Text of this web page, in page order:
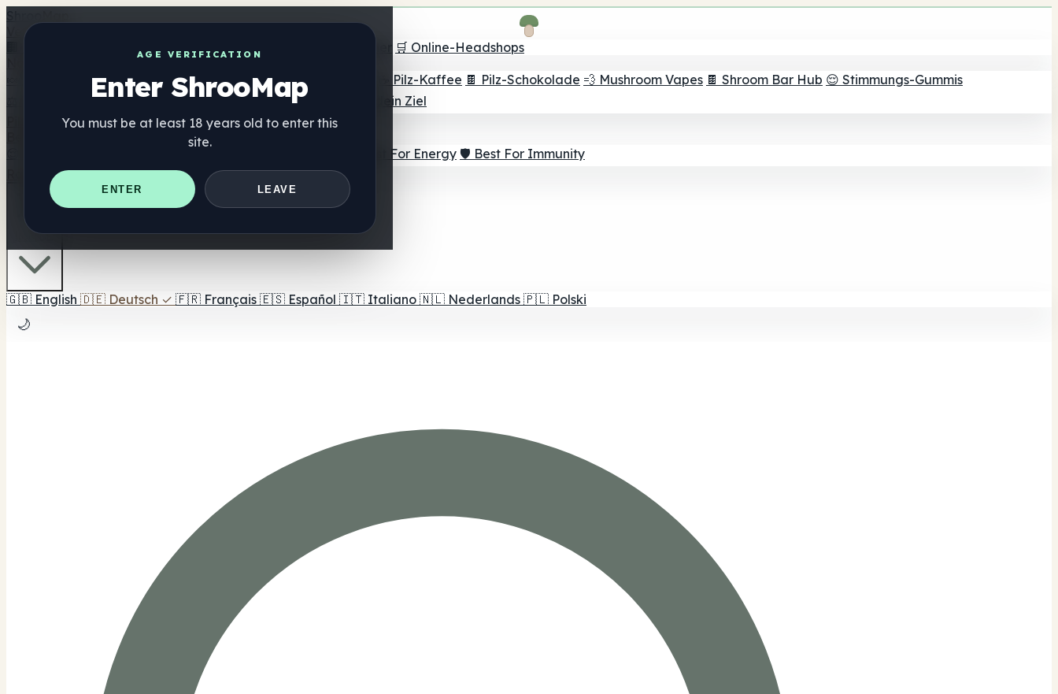
AGE VERIFICATION
Enter ShrooMap
You must be at least 18 years old to enter this
site.
ENTER LEAVE
Verzeichnis
📍 Headshop-Finder
🛒 Online-Headshops
🍬 Pilz-Gummis 💊 Pilz-Kapseln 💧 Pilz-Tinkturen 🫙 Pilz-Pulver ☕ Pilz-Kaffee 🍫 Pilz-Schokolade 💨 Mushroom Vapes 🍫 Shroom Bar Hub 😌 Stimmungs-Gummis
⚖️ Produkte vergleichen 💰 Angebote & Rabatte 🎯 Beste für dein Ziel
⚡ Best For Energy 🛡️ Best For Immunity
Ratgeber Quiz Blog In der Nähe
🇩🇪 DE
🇬🇧 English 🇩🇪 Deutsch ✓ 🇫🇷 Français 🇪🇸 Español 🇮🇹 Italiano 🇳🇱 Nederlands 🇵🇱 Polski
🌙